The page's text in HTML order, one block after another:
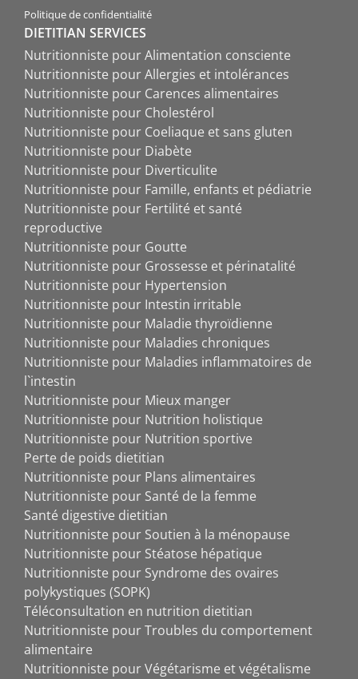
Politique de confidentialité
DIETITIAN SERVICES
Nutritionniste pour Alimentation consciente
Nutritionniste pour Allergies et intolérances
Nutritionniste pour Carences alimentaires
Nutritionniste pour Cholestérol
Nutritionniste pour Coeliaque et sans gluten
Nutritionniste pour Diabète
Nutritionniste pour Diverticulite
Nutritionniste pour Famille, enfants et pédiatrie
Nutritionniste pour Fertilité et santé
reproductive
Nutritionniste pour Goutte
Nutritionniste pour Grossesse et périnatalité
Nutritionniste pour Hypertension
Nutritionniste pour Intestin irritable
Nutritionniste pour Maladie thyroïdienne
Nutritionniste pour Maladies chroniques
Nutritionniste pour Maladies inflammatoires de
l`intestin
Nutritionniste pour Mieux manger
Nutritionniste pour Nutrition holistique
Nutritionniste pour Nutrition sportive
Perte de poids dietitian
Nutritionniste pour Plans alimentaires
Nutritionniste pour Santé de la femme
Santé digestive dietitian
Nutritionniste pour Soutien à la ménopause
Nutritionniste pour Stéatose hépatique
Nutritionniste pour Syndrome des ovaires
polykystiques (SOPK)
Téléconsultation en nutrition dietitian
Nutritionniste pour Troubles du comportement
alimentaire
Nutritionniste pour Végétarisme et végétalisme